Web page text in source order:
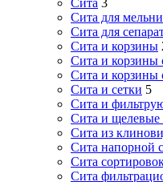
Сита 3
Сита для
Сита для
Сита и корзины
Сита и корзины
Сита и корзины
Сита и сетки 5
Сита и
Сита и щелевые
Сита из
Сита напорной
Сита
Сита